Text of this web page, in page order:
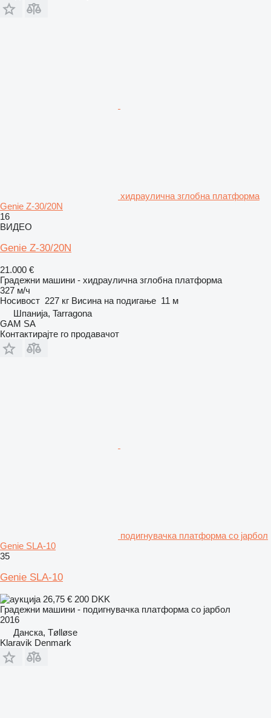
хидраулична зглобна платформа
Genie Z-30/20N
16
ВИДЕО
Genie Z-30/20N
21.000 €
Градежни машини - хидраулична зглобна платформа
327 м/ч
Носивост 227 кг Висина на подигање 11 м
Шпанија, Tarragona
GAM SA
Контактирајте го продавачот
подигнувачка платформа со јарбол
Genie SLA-10
35
Genie SLA-10
26,75 € 200 DKK
Градежни машини - подигнувачка платформа со јарбол
2016
Данска, Tølløse
Klaravik Denmark